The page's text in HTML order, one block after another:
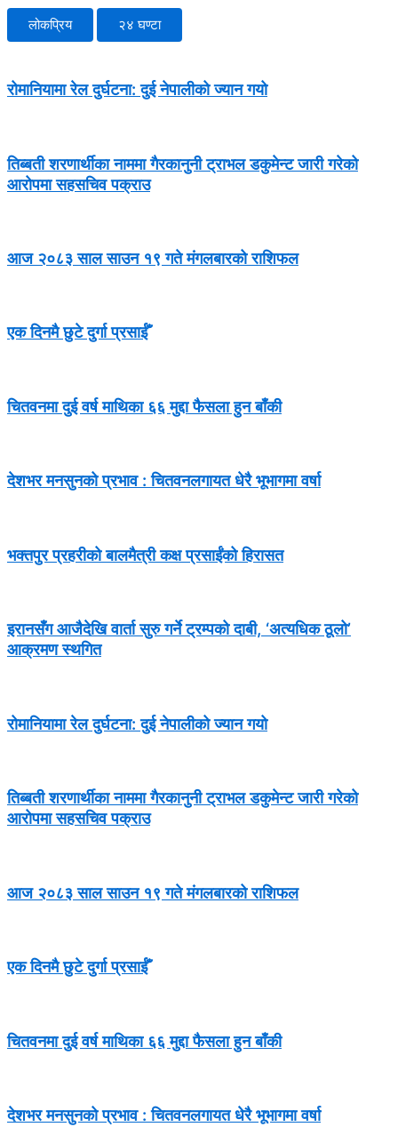
लोकप्रिय २४ घण्टा
रोमानियामा रेल दुर्घटना: दुई नेपालीको ज्यान गयो
तिब्बती शरणार्थीका नाममा गैरकानुनी ट्राभल डकुमेन्ट जारी गरेको
आरोपमा सहसचिव पक्राउ
आज २०८३ साल साउन १९ गते मंगलबारको राशिफल
एक दिनमै छुटे दुर्गा प्रसाईँ
चितवनमा दुई वर्ष माथिका ६६ मुद्दा फैसला हुन बाँकी
देशभर मनसुनको प्रभाव : चितवनलगायत धेरै भूभागमा वर्षा
भक्तपुर प्रहरीको बालमैत्री कक्ष प्रसाईंको हिरासत
इरानसँग आजैदेखि वार्ता सुरु गर्ने ट्रम्पको दाबी, ‘अत्यधिक ठूलो’
आक्रमण स्थगित
रोमानियामा रेल दुर्घटना: दुई नेपालीको ज्यान गयो
तिब्बती शरणार्थीका नाममा गैरकानुनी ट्राभल डकुमेन्ट जारी गरेको
आरोपमा सहसचिव पक्राउ
आज २०८३ साल साउन १९ गते मंगलबारको राशिफल
एक दिनमै छुटे दुर्गा प्रसाईँ
चितवनमा दुई वर्ष माथिका ६६ मुद्दा फैसला हुन बाँकी
देशभर मनसुनको प्रभाव : चितवनलगायत धेरै भूभागमा वर्षा